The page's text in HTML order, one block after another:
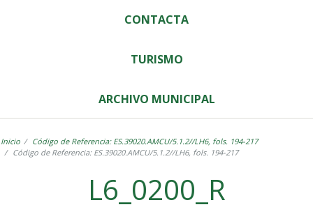
CONTACTA
TURISMO
ARCHIVO MUNICIPAL
Inicio
Código de Referencia: ES.39020.AMCU/5.1.2//LH6, fols. 194-217
Código de Referencia: ES.39020.AMCU/5.1.2//LH6, fols. 194-217
L6_0200_R